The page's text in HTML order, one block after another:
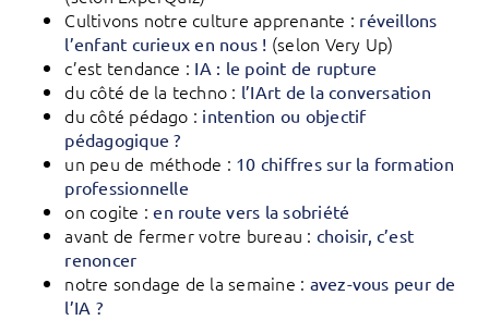
Cultivons notre culture apprenante : réveillons
l’enfant curieux en nous ! (selon Very Up)
c’est tendance : IA : le point de rupture
du côté de la techno : l’IArt de la conversation
du côté pédago : intention ou objectif
pédagogique ?
un peu de méthode : 10 chiffres sur la formation
professionnelle
on cogite :en route vers la sobriété
avant de fermer votre bureau : choisir, c’est
renoncer
notre sondage de la semaine : avez-vous peur de
l’IA ?